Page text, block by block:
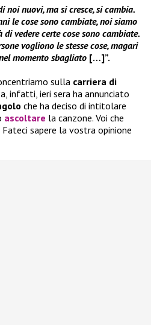
noi nuovi, ma si cresce, si cambia.
le cose sono cambiate, noi siamo
vedere certe cose sono cambiate.
vogliono le stesse cose, magari
momento sbagliato […]”.
sulla carriera di
infatti, ieri sera ha annunciato
che ha deciso di intitolare
ascoltare la canzone. Voi che
Fateci sapere la vostra opinione